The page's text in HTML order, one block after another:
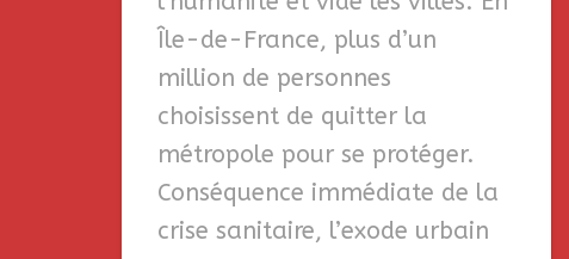
Île-de-France, plus d’un
million de personnes
choisissent de quitter la
métropole pour se protéger.
Conséquence immédiate de la
crise sanitaire, l’exode urbain